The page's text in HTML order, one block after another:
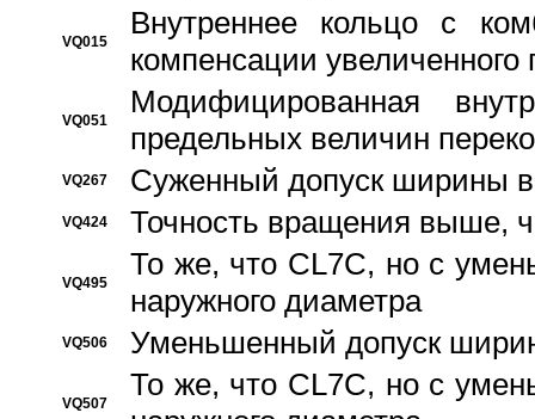
VQ015
Bнутреннее кольцо с
компенсации увеличенного
VQ051
Модифицированная
предельных величин
VQ267 Суженный допуск ширины
VQ424 Точность вращения выше,
VQ495
То же, что CL7C, но с
наружного диаметра
VQ506 Уменьшенный допуск
VQ507
То же, что CL7C, но с